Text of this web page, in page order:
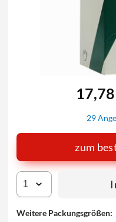
Weitere Packungsgrößen:
29
zum